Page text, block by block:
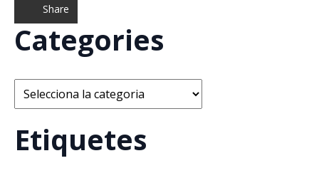
Share
Categories
Categories
Etiquetes